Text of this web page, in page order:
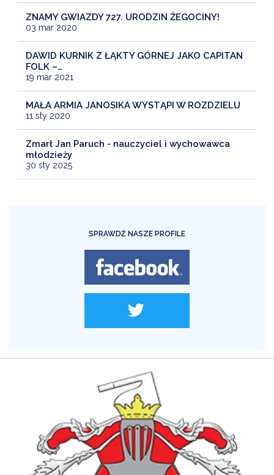
ZNAMY GWIAZDY 727. URODZIN ŻEGOCINY!
03 mar 2020
DAWID KURNIK Z ŁĄKTY GÓRNEJ JAKO CAPITAN
FOLK –…
19 mar 2021
MAŁA ARMIA JANOSIKA WYSTĄPI W ROZDZIELU
11 sty 2020
Zmarł Jan Paruch - nauczyciel i wychowawca
młodzieży
30 sty 2025
SPRAWDŹ NASZE PROFILE